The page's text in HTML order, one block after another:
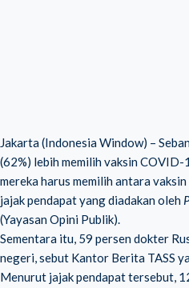
Jakarta (Indonesia Window) –
(62%) lebih memilih vaksin
mereka harus memilih antara
jajak pendapat yang diadakan oleh
(Yayasan Opini Publik).
Sementara itu, 59 persen dokter
negeri, sebut Kantor Berita TASS
Menurut jajak pendapat tersebut,